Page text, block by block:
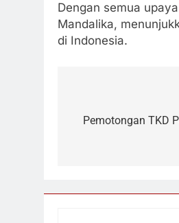
Dengan semua
Mandalika,
di Indonesia.
pos
Pemotongan TKD